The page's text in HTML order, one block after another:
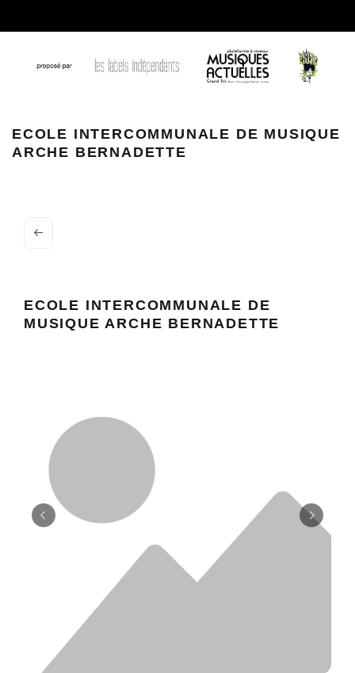
ECOLE INTERCOMMUNALE DE MUSIQUE
ARCHE BERNADETTE
ECOLE INTERCOMMUNALE DE
MUSIQUE ARCHE BERNADETTE